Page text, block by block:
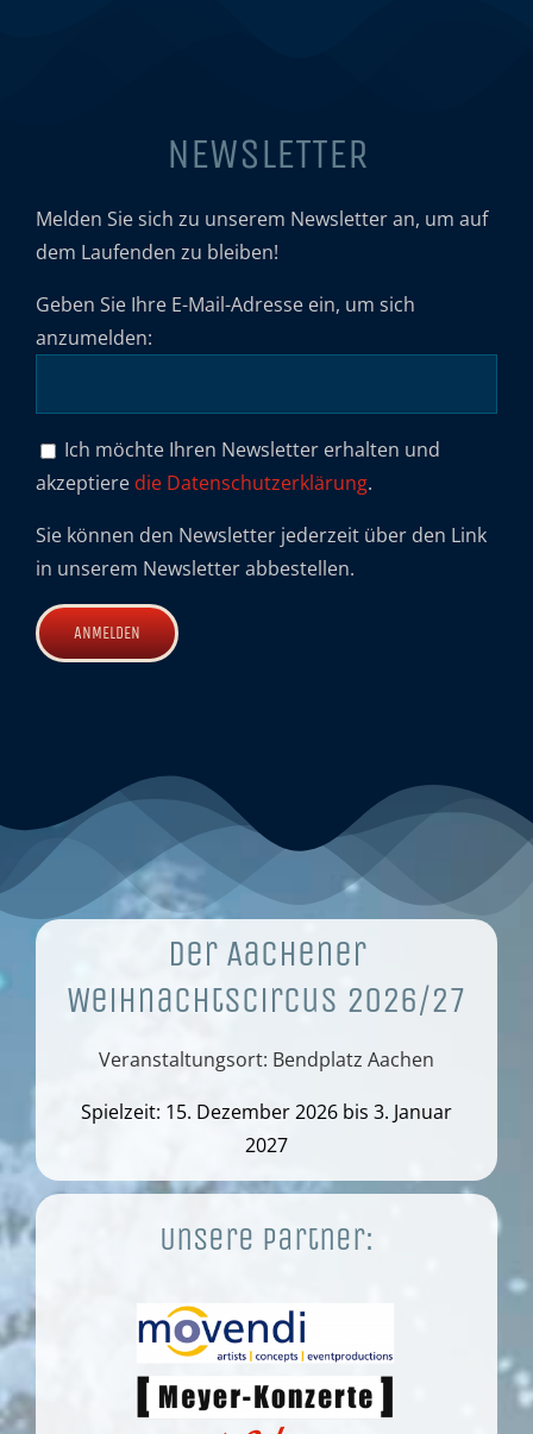
NEWSLETTER
Melden Sie sich zu unserem Newsletter an, um auf
dem Laufenden zu bleiben!
Geben Sie Ihre E-Mail-Adresse ein, um sich
anzumelden:
Ich möchte Ihren Newsletter erhalten und
akzeptiere die Datenschutzerklärung.
Sie können den Newsletter jederzeit über den Link
in unserem Newsletter abbestellen.
Der Aachener
Weihnachtscircus 2026/27
Veranstaltungsort: Bendplatz Aachen
Spielzeit: 15. Dezember 2026 bis 3. Januar
2027
Unsere Partner: